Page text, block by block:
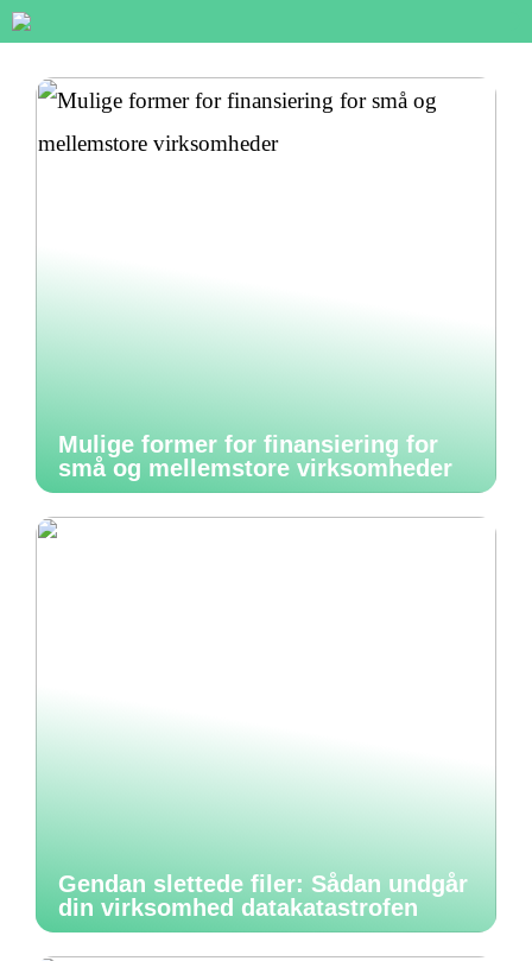
Mulige former for finansiering for
små og mellemstore virksomheder
Gendan slettede filer: Sådan undgår
din virksomhed datakatastrofen